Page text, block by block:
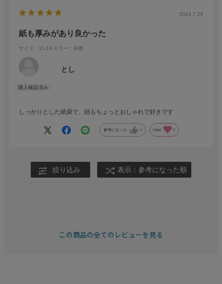
2024.7.29
紙も厚みがあり良かった
サイズ：31-19 カラー：未晒
とし
しっかりとした紙袋で、紐もちょっとおしゃれで好きです
参考になった 0 Like! 0
絞り込み 表示：参考になった順
この商品の全てのレビューを見る